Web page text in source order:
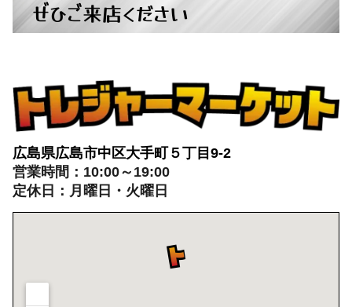
ぜひご来店ください
広島県広島市中区大手町５丁目9-2
営業時間：10:00～19:00
定休日：月曜日・火曜日